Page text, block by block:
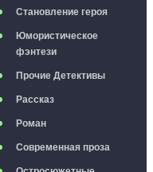
Становление героя
Юмористическое
фэнтези
Прочие Детективы
Рассказ
Роман
Современная проза